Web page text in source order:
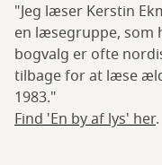
"Jeg læser Kerstin
en læsegruppe, som
bogvalg er ofte
tilbage for at læse
1983."
Find 'En by af lys' her.